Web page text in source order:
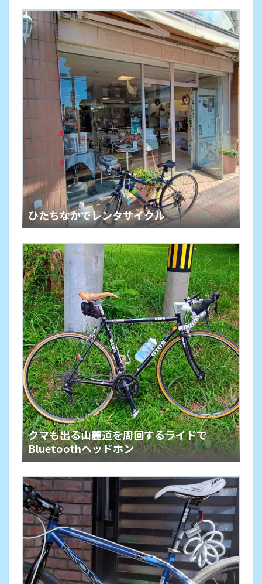
ひたちなかでレンタサイクル
クマも出る山麓道を周回するライドで
Bluetoothヘッドホン